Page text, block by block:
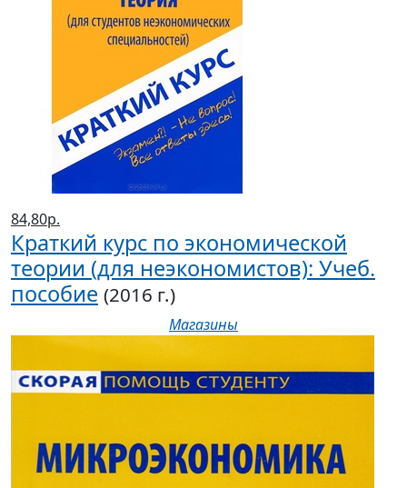
84,80р.
Краткий курс по экономической
теории (для неэкономистов): Учеб.
пособие (2016 г.)
Магазины